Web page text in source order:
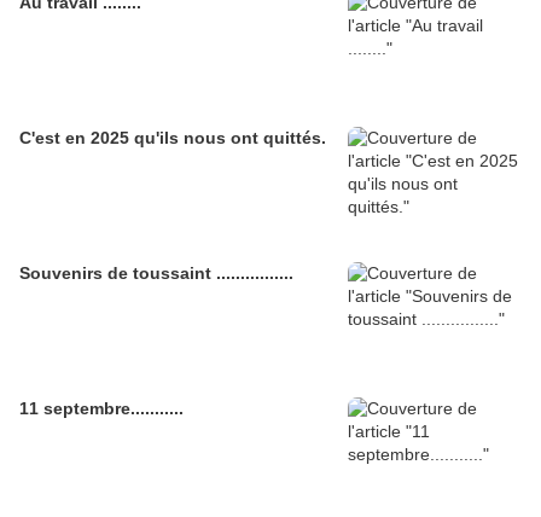
C'est en 2025 qu'ils nous ont quittés.
Souvenirs de toussaint ................
11 septembre...........